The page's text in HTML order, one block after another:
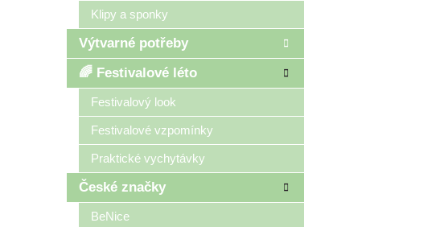
Klipy a sponky
Výtvarné potřeby
🌈 Festivalové léto
Festivalový look
Festivalové vzpomínky
Praktické vychytávky
České značky
BeNice